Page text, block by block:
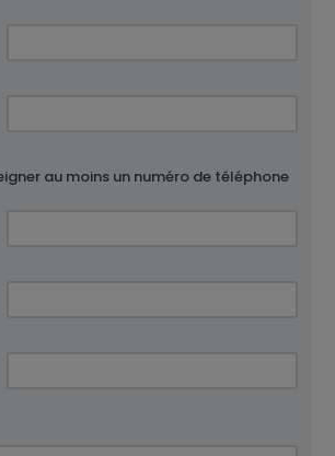
au moins un numéro de téléphone